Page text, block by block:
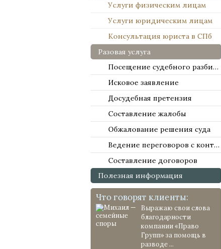
Услуги физическим лицам
Услуги юридическим лицам
Консультация юриста в СПб
Разовая услуга
Посещение судебного разбирательства
Исковое заявление
Досудебная претензия
Составление жалобы
Обжалование решения суда
Ведение переговоров с контрагентами
Составление договоров
Полезная информация
Что говорят клиенты:
Выражаю свои слова
благодарности
компании «Право
Групп» за помощь в
разводе ...